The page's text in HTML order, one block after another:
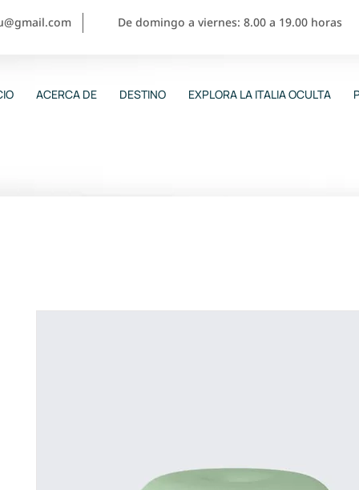
De domingo a viernes: 8.00 a 19.00 horas
ACERCA DE DESTINO EXPLORA LA ITALIA OCULTA